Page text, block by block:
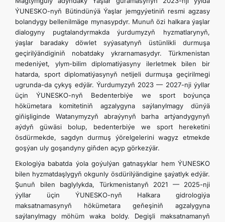
ÝUNESKO-nyň Bütindünýä Ýaşlar jemgyýetiniň resmi agzasy
bolandygy bellenilmäge mynasypdyr. Munuň özi halkara ýaşlar
dialogyny pugtalandyrmakda ýurdumyzyň hyzmatlarynyň,
ýaşlar baradaky döwlet syýasatynyň üstünlikli durmuşa
geçirilýändiginiň nobatdaky ykrarnamasydyr. Türkmenistan
medeniýet, ylym-bilim diplomatiýasyny ilerletmek bilen bir
hatarda, sport diplomatiýasynyň netijeli durmuşa geçirilmegi
ugrunda-da çykyş edýär. Ýurdumyzyň 2023 — 2027-nji ýyllar
üçin ÝUNESKO-nyň Bedenterbiýe we sport boýunça
hökümetara komitetiniň agzalygyna saýlanylmagy dünýä
giňişliginde Watanymyzyň abraýynyň barha artýandygynyň
aýdyň güwäsi bolup, bedenterbiýe we sport hereketini
ösdürmekde, sagdyn durmuş ýörelgelerini wagyz etmekde
goşýan uly goşandyny giňden açyp görkezýär.
Ekologiýa babatda ýola goýulýan gatnaşyklar hem ÝUNESKO
bilen hyzmatdaşlygyň okgunly ösdürilýändigine şaýatlyk edýär.
Şunuň bilen baglylykda, Türkmenistanyň 2021 — 2025-nji
ýyllar üçin ÝUNESKO-nyň Halkara gidrologiýa
maksatnamasynyň hökümetara geňeşiniň agzalygyna
saýlanylmagy möhüm waka boldy. Degişli maksatnamanyň